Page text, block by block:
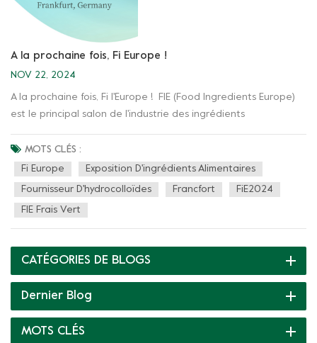
A la prochaine fois, Fi Europe !
NOV 22, 2024
A la prochaine fois, Fi l'Europe ! FIE (Food Ingredients Europe)
est le principal salon de l'industrie des ingrédients
coopération pour le développement de l'industrie alimentaire.
Il rassemble également des fournisseurs et des acheteurs
mondiaux. Pendant ce temps, de nombreux exposants
présentent leurs derniers produits et tendances
technologiques. Remercions sincèrement nos clients pour leur
besoins, n'hésitez pas à communiquer avec nous. Le groupe
Green Fresh peut vous proposer des solutions exclusives pour
répondre à vos besoins. Nous sommes impatients d'avoir des
opportunités de coopération plus étendues avec tous les
clients à l'avenir et de créer un avenir meilleur avec vous.
MOTS CLÉS :
Fi Europe Exposition D'ingrédients Alimentaires
Fournisseur D'hydrocolloïdes Francfort FiE2024
FIE Frais Vert
CATÉGORIES DE BLOGS
Dernier Blog
MOTS CLÉS